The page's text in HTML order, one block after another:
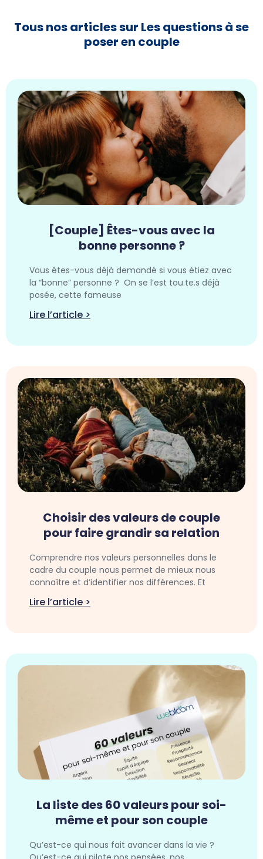
Tous nos articles sur Les questions à se
poser en couple
[Couple] Êtes-vous avec la
bonne personne ?
Vous êtes-vous déjà demandé si vous étiez avec
la “bonne” personne ? On se l’est tou.te.s déjà
posée, cette fameuse
Lire l’article >
Choisir des valeurs de couple
pour faire grandir sa relation
Comprendre nos valeurs personnelles dans le
cadre du couple nous permet de mieux nous
connaître et d’identifier nos différences. Et
Lire l’article >
La liste des 60 valeurs pour soi-
même et pour son couple
Qu’est-ce qui nous fait avancer dans la vie ?